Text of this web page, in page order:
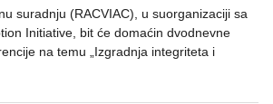
suradnju (RACVIAC), u suorganizaciji sa
Initiative, bit će domaćin dvodnevne
na temu „Izgradnja integriteta i